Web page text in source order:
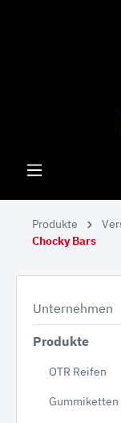
Produkte
Chocky Bars
Unternehmen
Produkte
OTR Reifen